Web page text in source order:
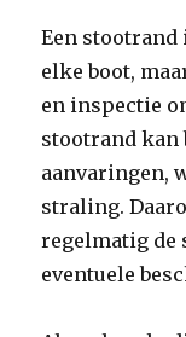
Een
elke boot,
en inspectie
stootrand kan
aanvaringen,
straling.
regelmatig de
eventuele